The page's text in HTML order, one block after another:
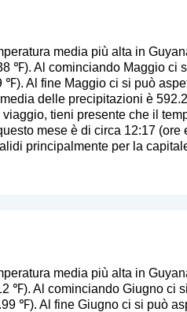
media più alta in
℉). Al cominciando Maggio ci
Al fine Maggio ci si può
delle precipitazioni è
tieni presente che il
mese è di circa 12:17 (ore
principalmente per la
media più alta in
℉). Al cominciando Giugno ci
℉). Al fine Giugno ci si può